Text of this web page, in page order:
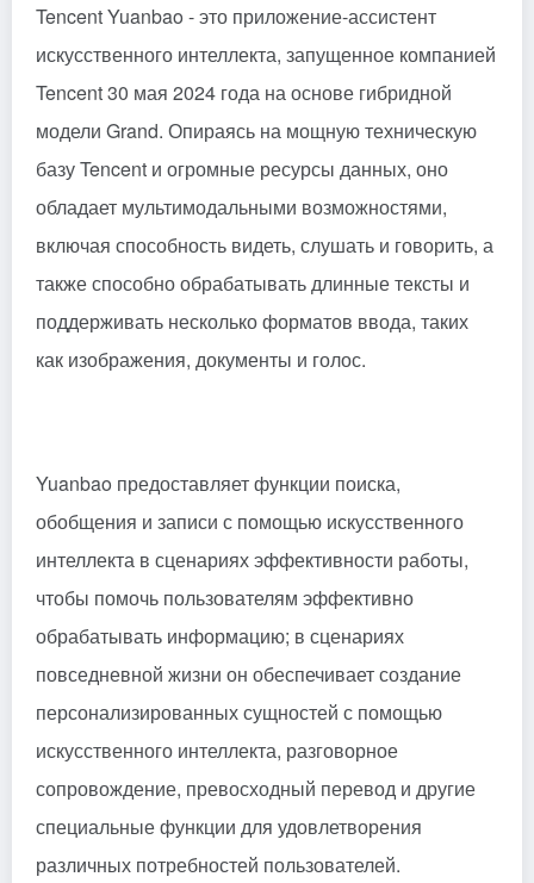
Tencent Yuanbao - это приложение-ассистент
искусственного интеллекта, запущенное компанией
Tencent 30 мая 2024 года на основе гибридной
модели Grand. Опираясь на мощную техническую
базу Tencent и огромные ресурсы данных, оно
обладает мультимодальными возможностями,
включая способность видеть, слушать и говорить, а
также способно обрабатывать длинные тексты и
поддерживать несколько форматов ввода, таких
как изображения, документы и голос.
Yuanbao предоставляет функции поиска,
обобщения и записи с помощью искусственного
интеллекта в сценариях эффективности работы,
чтобы помочь пользователям эффективно
обрабатывать информацию; в сценариях
повседневной жизни он обеспечивает создание
персонализированных сущностей с помощью
искусственного интеллекта, разговорное
сопровождение, превосходный перевод и другие
специальные функции для удовлетворения
различных потребностей пользователей.